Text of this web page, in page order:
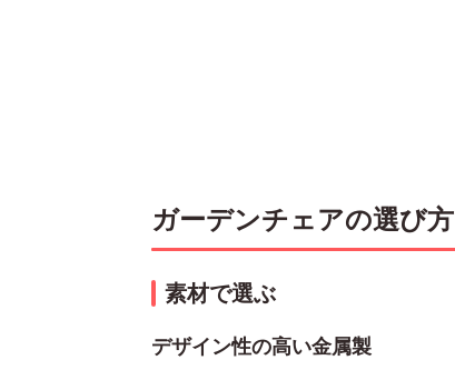
ガーデンチェアの選び方
素材で選ぶ
デザイン性の高い金属製